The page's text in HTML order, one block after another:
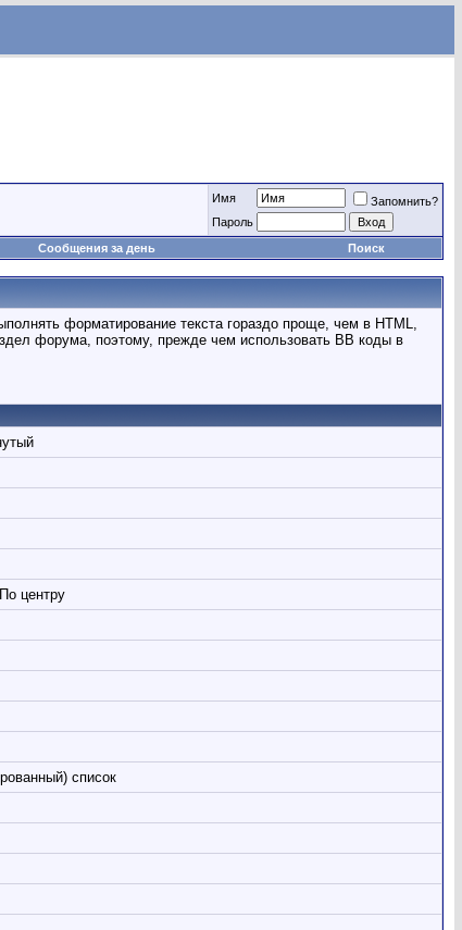
Имя
Запомнить?
Пароль
Сообщения за день Поиск
форматирование текста гораздо проще, чем в HTML,
форума, поэтому, прежде чем использовать BB коды в
центру
список